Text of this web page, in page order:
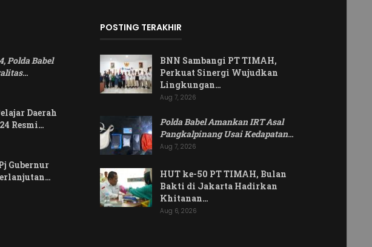
Polda Babel
…
Daerah
Resmi…
Gubernur
POSTING TERAKHIR
BNN Sambangi PT TIMAH,
Perkuat Sinergi Wujudkan
Lingkungan…
Aug 7, 2026
Polda Babel Amankan IRT Asal
Pangkalpinang Usai Kedapatan…
Aug 7, 2026
HUT ke-50 PT TIMAH, Bulan
Bakti di Jakarta Hadirkan
Khitanan…
Aug 6, 2026